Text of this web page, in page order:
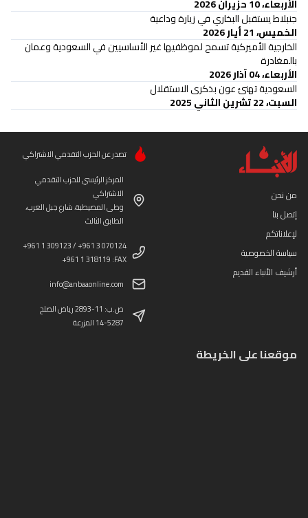
الأربعاء، 10 حزيران 2026
جنبلاط يستقبل البخاري في زيارة وداعية
الخميس، 21 أيار 2026
الخارجية الأميركية تسمح لموظفيها غير الأساسيين في السعودية وعمان
بالمغادرة
الأربعاء، 04 آذار 2026
السعودية تهنئ عون بذكرى الاستقلال
السبت، 22 تشرين الثاني 2025
من نحن
إتصل بنا
لإعلاناتكم
سياسة الخصوصية
أرشيف الأنباء القديم
تصدر عن الحزب التقدمي الاشتراكي
المركز الرئيسي للحزب التقدمي
الاشتراكي
وطى المصيطبة، شارع جبل العرب،
الطابق الثالث
+961 1 309123 / +961 3 070124
+961 1 318119 :FAX
info@anbaaonline.com
ص.ب: 11-2893 رياض الصلح
14-5287 المزرعة
موقعنا على الخريطة